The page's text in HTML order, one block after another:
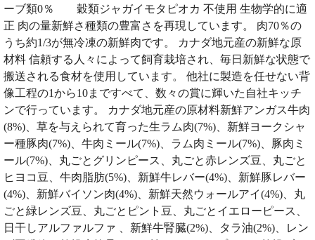
ーブ類0％ 穀類ジャガイモタピオカ 不使用 生物学的に適
正 肉の量新鮮さ種類の豊富さを再現しています。 肉70％の
うち約1/3が無冷凍の新鮮肉です。 カナダ地元産の新鮮な原
材料 信頼する人々によって飼育栽培され、毎日新鮮な状態で
搬送される食材を使用しています。 他社に製造を任せない背
像工程の1から10まですべて、数々の賞に輝いた自社キッチ
ンで行っています。 カナダ地元産の原材料新鮮アンガス牛肉
(8%)、草を与えられて育った生ラム肉(7%)、新鮮ヨークシャ
ー種豚肉(7%)、牛肉ミール(7%)、ラム肉ミール(7%)、豚肉ミ
ール(7%)、丸ごとグリンピース、丸ごと赤レンズ豆、丸ごと
ヒヨコ豆、牛肉脂肪(5%)、新鮮牛レバー(4%)、新鮮豚レバー
(4%)、新鮮バイソン肉(4%)、新鮮天然ウォールアイ(4%)、丸
ごと緑レンズ豆、丸ごとピント豆、丸ごとイエローピース、
日干しアルファルファ 、新鮮牛腎臓(2%)、タラ油(2%)、レン